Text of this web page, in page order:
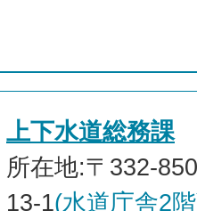
上下水道総務課
所在地:〒332-
13-1(水道庁舎2